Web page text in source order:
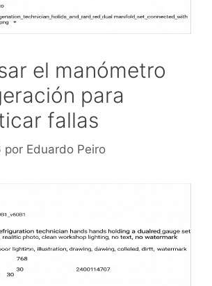
el manómetro
para
fallas
por Eduardo Peiro